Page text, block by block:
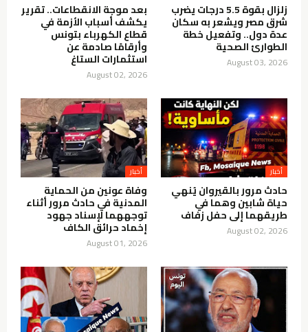
زلزال بقوة 5.5 درجات يضرب
شرق مصر ويشعر به سكان
عدة دول.. وتفعيل خطة
الطوارئ الصحية
August 03, 2026
بعد موجة الانقطاعات.. تقرير
يكشف أسباب الأزمة في
قطاع الكهرباء بتونس
وأرقامًا صادمة عن
استثمارات الستاغ
August 02, 2026
أخبار
حادث مرور بالقيروان يُنهي
حياة شابين وهما في
طريقهما إلى حفل زفاف
August 02, 2026
أخبار
وفاة عونين من الحماية
المدنية في حادث مرور أثناء
توجههما لإسناد جهود
إخماد حرائق الكاف
August 01, 2026